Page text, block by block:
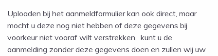
Uploaden bij het aanmeldformulier kan ook direct, maar
mocht u deze nog niet hebben of deze gegevens bij
voorkeur niet vooraf wilt verstrekken, kunt u de
aanmelding zonder deze gegevens doen en zullen wij uw